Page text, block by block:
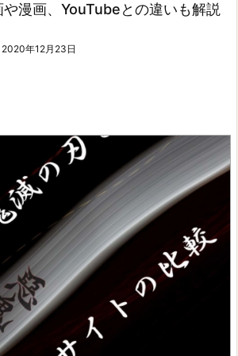
漫画、YouTubeとの違いも解説
2020年12月23日